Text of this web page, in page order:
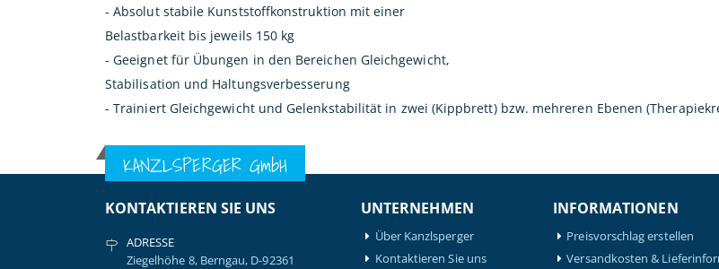
- Absolut stabile Kunststoffkonstruktion mit einer
Belastbarkeit bis jeweils 150 kg
- Geeignet für Übungen in den Bereichen Gleichgewicht,
Stabilisation und Haltungsverbesserung
- Trainiert Gleichgewicht und Gelenkstabilität in zwei (Kippbrett) bzw. mehreren Ebenen
KANZLSPERGER GmbH
KONTAKTIEREN SIE UNS
ADRESSE
Ziegelhöhe 8, Berngau, D-92361
UNTERNEHMEN
Über Kanzlsperger
Kontaktieren Sie uns
INFORMATIONEN
Preisvorschlag erstellen
Versandkosten &